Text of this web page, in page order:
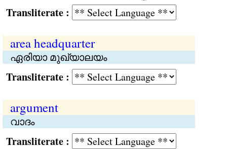
:
area headquarter
ഏരിയാ മുഖ്യാലയം
:
argument
വാദം
: